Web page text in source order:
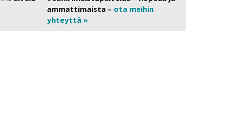
ammattimaista – ota meihin
yhteyttä »